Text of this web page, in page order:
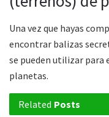
Una vez que hayas
encontrar balizas
se pueden utilizar para
planetas.
Related Posts